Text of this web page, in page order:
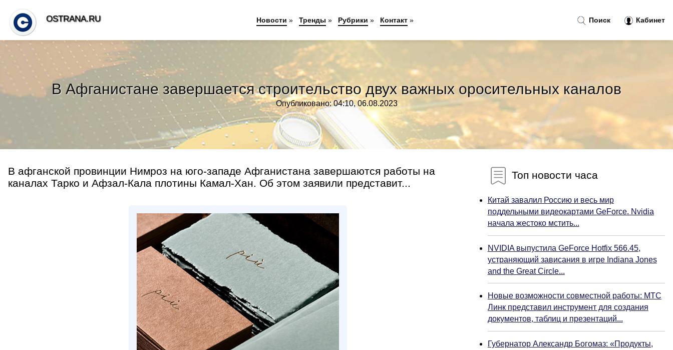
В Афганистане завершается строительство двух важных оросительных каналов
Опубликовано: 04:10, 06.08.2023
В афганской провинции Нимроз на юго-западе Афганистана завершаются работы на
каналах Тарко и Афзал-Кала плотины Камал-Хан. Об этом заявили представит...
Топ новости часа
Китай завалил Россию и весь мир
поддельными видеокартами GeForce. Nvidia
начала жестоко мстить...
NVIDIA выпустила GeForce Hotfix 566.45,
устраняющий зависания в игре Indiana Jones
and the Great Circle...
Новые возможности совместной работы: МТС
Линк представил инструмент для создания
документов, таблиц и презентаций...
Губернатор Александр Богомаз: «Продукты,
Поиск Кабинет
OSTRANA.RU Новости » Тренды » Рубрики » Контакт»